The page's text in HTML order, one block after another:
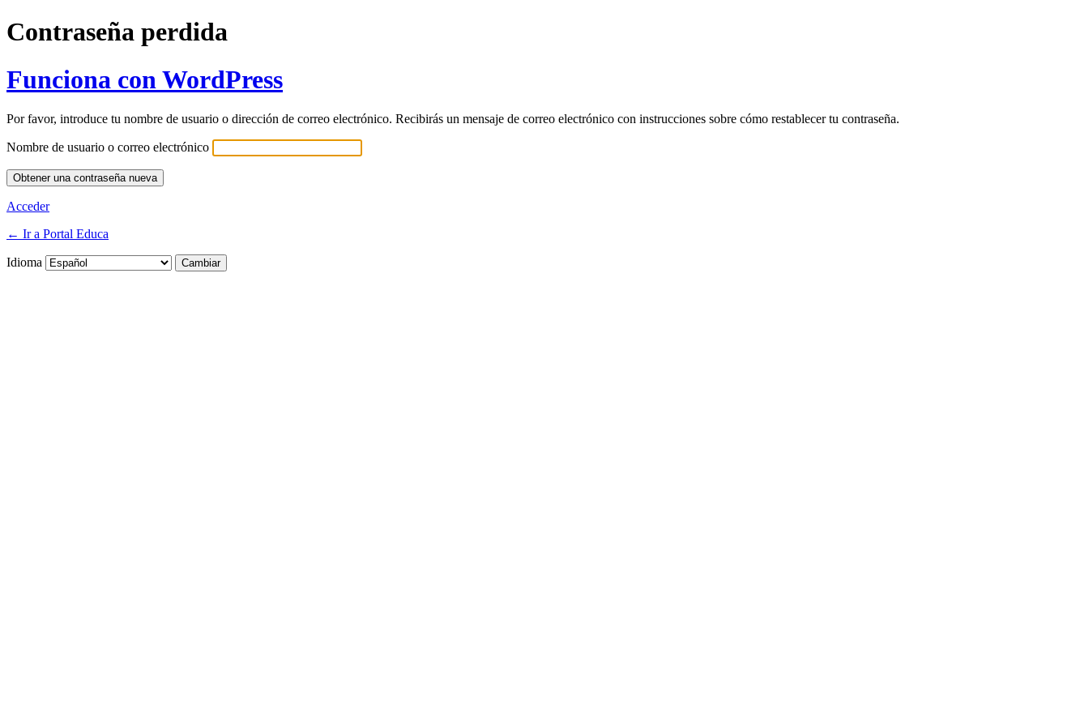
Contraseña perdida
Funciona con WordPress
Por favor, introduce tu nombre de usuario o dirección de correo electrónico. Recibirás un mensaje de correo electrónico con instrucciones sobre cómo restablecer tu contraseña.
Nombre de usuario o correo electrónico
Acceder
← Ir a Portal Educa
Idioma